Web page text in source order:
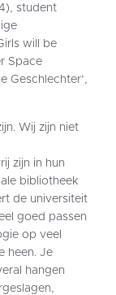
student
will be
Space
Geschlechter’,
Wij zijn niet
zijn in hun
bibliotheek
de universiteit
goed passen
op veel
heen. Je
hangen